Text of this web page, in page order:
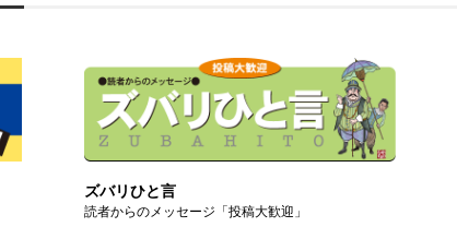
ズバリひと言
読者からのメッセージ「投稿大歓迎」